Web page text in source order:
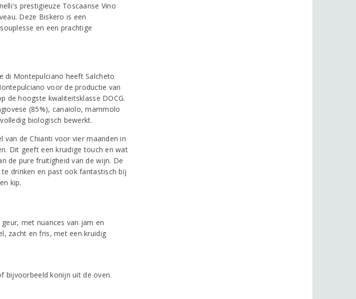
prestigieuze Toscaanse Vino
Deze Biskero is een
en een prachtige
di Montepulciano heeft Salcheto
voor de productie van
de hoogste kwaliteitsklasse DOCG.
(85%), canaiolo, mammolo
biologisch bewerkt.
van de Chianti voor vier maanden in
Dit geeft een kruidige touch en wat
de pure fruitigheid van de wijn. De
drinken en past ook fantastisch bij
kip.
met nuances van jam en
zacht en fris, met een kruidig
bijvoorbeeld konijn uit de oven.